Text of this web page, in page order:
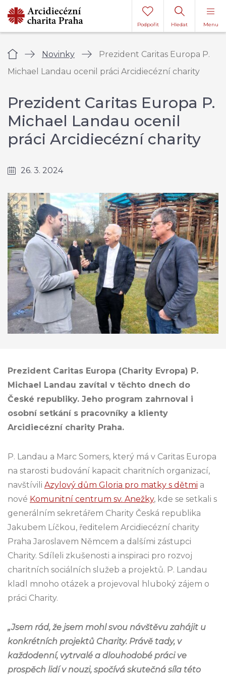
Menu
Hledat
Podpořit
Úvod Novinky
Prezident Caritas Europa P.
Michael Landau ocenil práci Arcidiecézní charity
Prezident Caritas Europa P.
Michael Landau ocenil
práci Arcidiecézní charity
26. 3. 2024
Prezident Caritas Europa (Charity Evropa) P.
Michael Landau zavítal v těchto dnech do
České republiky. Jeho program zahrnoval i
osobní setkání s pracovníky a klienty
Arcidiecézní charity Praha.
P. Landau a Marc Somers, který má v Caritas Europa
na starosti budování kapacit charitních organizací,
navštívili Azylový dům Gloria pro matky s dětmi a
nové Komunitní centrum sv. Anežky, kde se setkali s
generálním sekretářem Charity Česká republika
Jakubem Líčkou, ředitelem Arcidiecézní charity
Praha Jaroslavem Němcem a dalšími zástupci
Charity. Sdíleli zkušenosti a inspiraci pro rozvoj
charitních sociálních služeb a projektů. P. Landau
kladl mnoho otázek a projevoval hluboký zájem o
práci Charity.
„Jsem rád, že jsem mohl svou návštěvu zahájit u
konkrétních projektů Charity. Právě tady, v
každodenní, vytrvalé a dlouhodobé práci ve
prospěch lidí v nouzi, spočívá skutečná síla této